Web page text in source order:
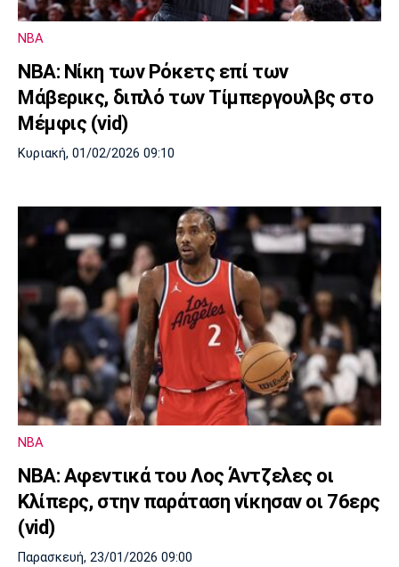
NBA
NBA: Νίκη των Ρόκετς επί των
Μάβερικς, διπλό των Τίμπεργουλβς στο
Μέμφις (vid)
Κυριακή, 01/02/2026 09:10
NBA
NBA: Αφεντικά του Λος Άντζελες οι
Κλίπερς, στην παράταση νίκησαν οι 76ερς
(vid)
Παρασκευή, 23/01/2026 09:00